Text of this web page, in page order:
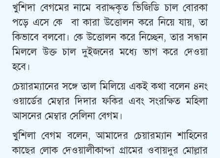
খুশিদা বেগমের নামে বরাদ্দকৃত ভিজিডি চাল বোরকা
পড়ে এসে কে বা কারা উত্তোলন করে নিয়ে যায়, তা
কিভাবে বলবো। কে উত্তোলন করে নিচ্ছেন, তার সন্ধান
মিললে উক্ত চাল দুইজনের মধ্যে ভাগ করে দেওয়া
হবে।
চেয়ারম্যানের সঙ্গে তাল মিলিয়ে একই কথা বলেন ৪নং
ওয়ার্ডের মেম্বার দিদার ফকির এবং সংরক্ষিত মহিলা
আসনের মেম্বার সেলিনা বেগম।
খুশিলা বেগম বলেন, আমাদের চেয়ারম্যান শাহিনের
কাছের লোক দেওয়ালীকান্দা গ্রামের ওবায়দুর মোল্লার